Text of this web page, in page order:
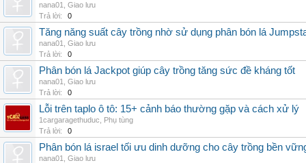
nana01
Giao lưu
Trả lời:
0
Tăng năng suất cây trồng nhờ sử dụng phân bón lá
nana01
Giao lưu
Trả lời:
0
Phân bón lá Jackpot giúp cây trồng tăng sức đề kháng tốt
nana01
Giao lưu
Trả lời:
0
Lỗi trên taplo ô tô: 15+ cảnh báo thường gặp và cách xử lý
1cargaragethuduc
Phụ tùng
Trả lời:
0
Phân bón lá israel tối ưu dinh dưỡng cho cây trồng bền
nana01
Giao lưu